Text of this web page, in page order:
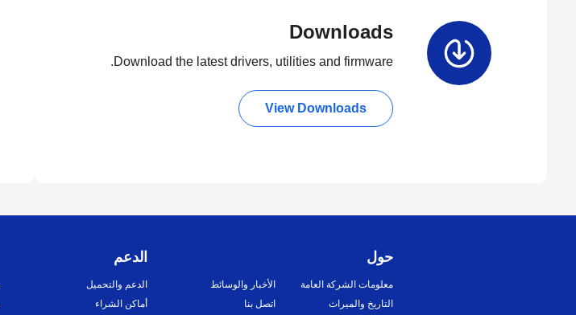
Downloads
Download the latest drivers, utilities and firmware.
View Downloads
حول
معلومات الشركة العامة
التاريخ والميراث
الأخبار والوسائط
اتصل بنا
الدعم
الدعم والتحميل
أماكن الشراء